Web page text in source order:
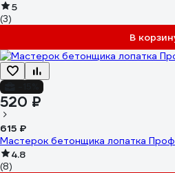
5
(3)
В
520 ₽
615 ₽
Мастерок бетонщика лопатка
4.8
(8)